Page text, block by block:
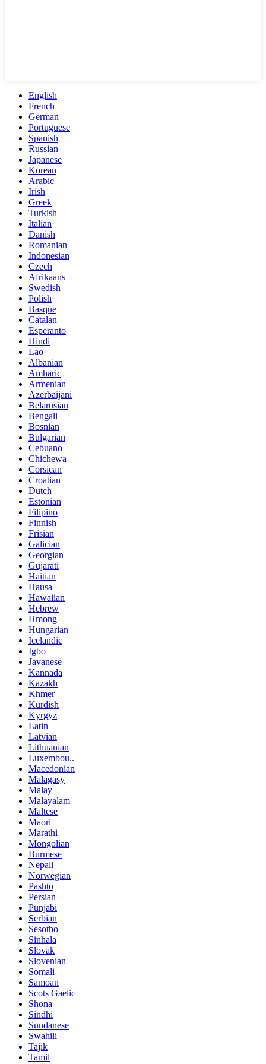
English
French
German
Portuguese
Spanish
Russian
Japanese
Korean
Arabic
Irish
Greek
Turkish
Italian
Danish
Romanian
Indonesian
Czech
Afrikaans
Swedish
Polish
Basque
Catalan
Esperanto
Hindi
Lao
Albanian
Amharic
Armenian
Azerbaijani
Belarusian
Bengali
Bosnian
Bulgarian
Cebuano
Chichewa
Corsican
Croatian
Dutch
Estonian
Filipino
Finnish
Frisian
Galician
Georgian
Gujarati
Haitian
Hausa
Hawaiian
Hebrew
Hmong
Hungarian
Icelandic
Igbo
Javanese
Kannada
Kazakh
Khmer
Kurdish
Kyrgyz
Latin
Latvian
Lithuanian
Luxembou..
Macedonian
Malagasy
Malay
Malayalam
Maltese
Maori
Marathi
Mongolian
Burmese
Nepali
Norwegian
Pashto
Persian
Punjabi
Serbian
Sesotho
Sinhala
Slovak
Slovenian
Somali
Samoan
Scots Gaelic
Shona
Sindhi
Sundanese
Swahili
Tajik
Tamil